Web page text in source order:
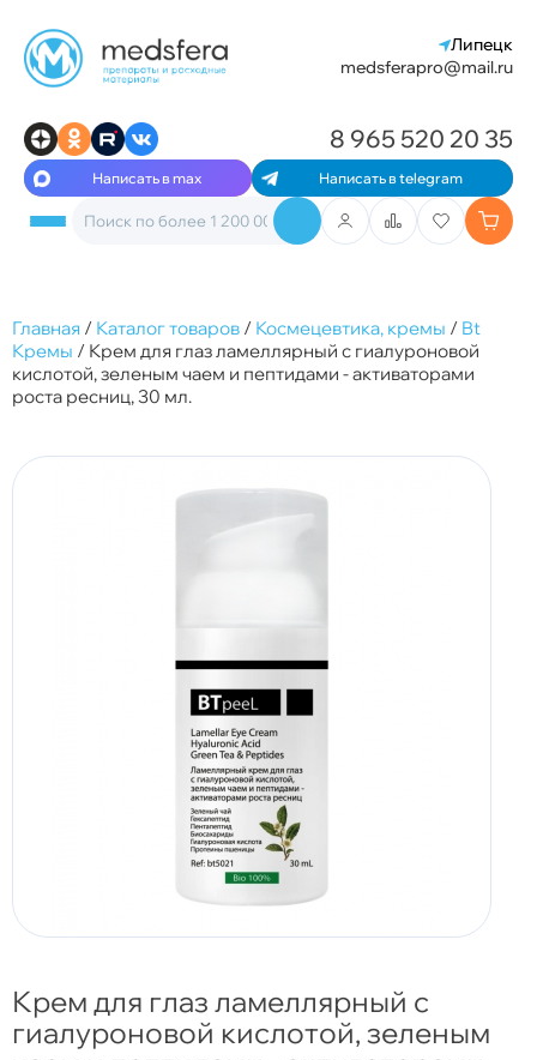
Липецк
medsferapro@mail.ru
Написать в max Написать в telegram
8 965 520 20 35
Главная / Каталог товаров / Космецевтика, кремы / Bt
Кремы / Крем для глаз ламеллярный с гиалуроновой
кислотой, зеленым чаем и пептидами - активаторами
роста ресниц, 30 мл.
Крем для глаз ламеллярный с
гиалуроновой кислотой, зеленым